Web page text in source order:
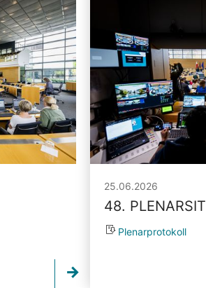
25.06.2026
48.
Plenarprotokoll